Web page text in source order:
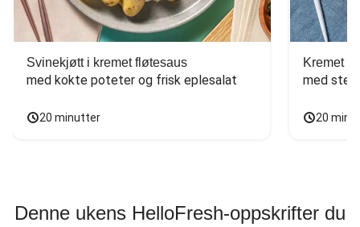
Svinekjøtt i kremet fløtesaus
med kokte poteter og frisk eplesalat
20 minutter
Kremet
med
20
Denne ukens HelloFresh-oppskrifter du